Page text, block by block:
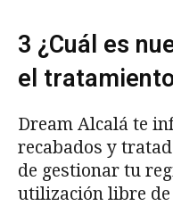
3 ¿Cuál es
el
Dream Alcalá te
recabados y
de gestionar tu
utilización libre de